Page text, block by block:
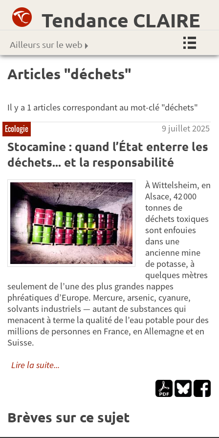
Tendance CLAIRE
Ailleurs sur le web
Articles "déchets"
Il y a 1 articles correspondant au mot-clé "déchets"
Ecologie 9 juillet 2025
Stocamine : quand l’État enterre les
déchets... et la responsabilité
À Wittelsheim, en
Alsace, 42 000
tonnes de
déchets toxiques
sont enfouies
dans une
ancienne mine
de potasse, à
quelques mètres
seulement de l’une des plus grandes nappes
phréatiques d’Europe. Mercure, arsenic, cyanure,
solvants industriels — autant de substances qui
menacent à terme la qualité de l’eau potable pour des
millions de personnes en France, en Allemagne et en
Suisse.
Lire la suite...
Brèves sur ce sujet